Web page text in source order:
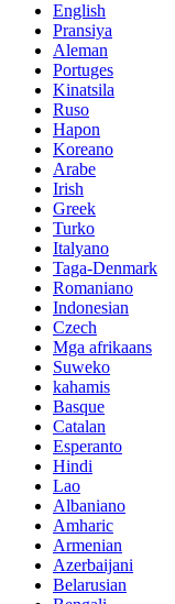
English
Pransiya
Aleman
Portuges
Kinatsila
Ruso
Hapon
Koreano
Arabe
Irish
Greek
Turko
Italyano
Taga-Denmark
Romaniano
Indonesian
Czech
Mga afrikaans
Suweko
kahamis
Basque
Catalan
Esperanto
Hindi
Lao
Albaniano
Amharic
Armenian
Azerbaijani
Belarusian